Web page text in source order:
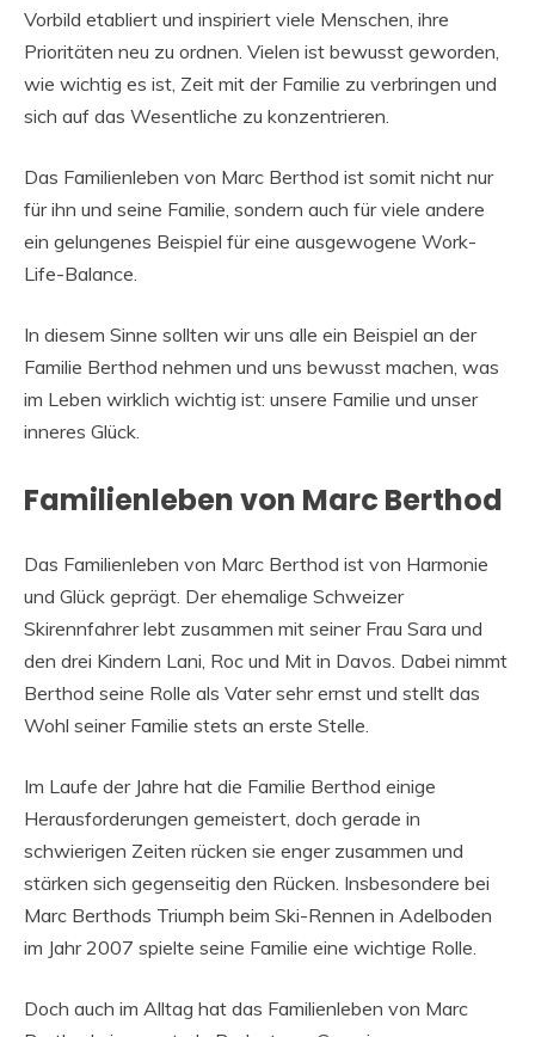
Vorbild etabliert und inspiriert viele Menschen, ihre
Prioritäten neu zu ordnen. Vielen ist bewusst geworden,
wie wichtig es ist, Zeit mit der Familie zu verbringen und
sich auf das Wesentliche zu konzentrieren.
Das Familienleben von Marc Berthod ist somit nicht nur
für ihn und seine Familie, sondern auch für viele andere
ein gelungenes Beispiel für eine ausgewogene Work-
Life-Balance.
In diesem Sinne sollten wir uns alle ein Beispiel an der
Familie Berthod nehmen und uns bewusst machen, was
im Leben wirklich wichtig ist: unsere Familie und unser
inneres Glück.
Familienleben von Marc Berthod
Das Familienleben von Marc Berthod ist von Harmonie
und Glück geprägt. Der ehemalige Schweizer
Skirennfahrer lebt zusammen mit seiner Frau Sara und
den drei Kindern Lani, Roc und Mit in Davos. Dabei nimmt
Berthod seine Rolle als Vater sehr ernst und stellt das
Wohl seiner Familie stets an erste Stelle.
Im Laufe der Jahre hat die Familie Berthod einige
Herausforderungen gemeistert, doch gerade in
schwierigen Zeiten rücken sie enger zusammen und
stärken sich gegenseitig den Rücken. Insbesondere bei
Marc Berthods Triumph beim Ski-Rennen in Adelboden
im Jahr 2007 spielte seine Familie eine wichtige Rolle.
Doch auch im Alltag hat das Familienleben von Marc